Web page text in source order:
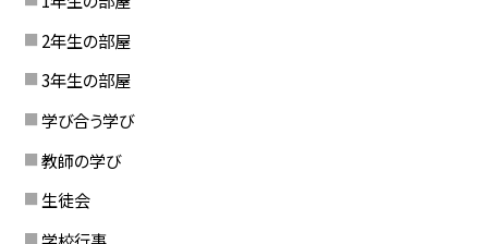
2年生の部屋
3年生の部屋
学び合う学び
教師の学び
生徒会